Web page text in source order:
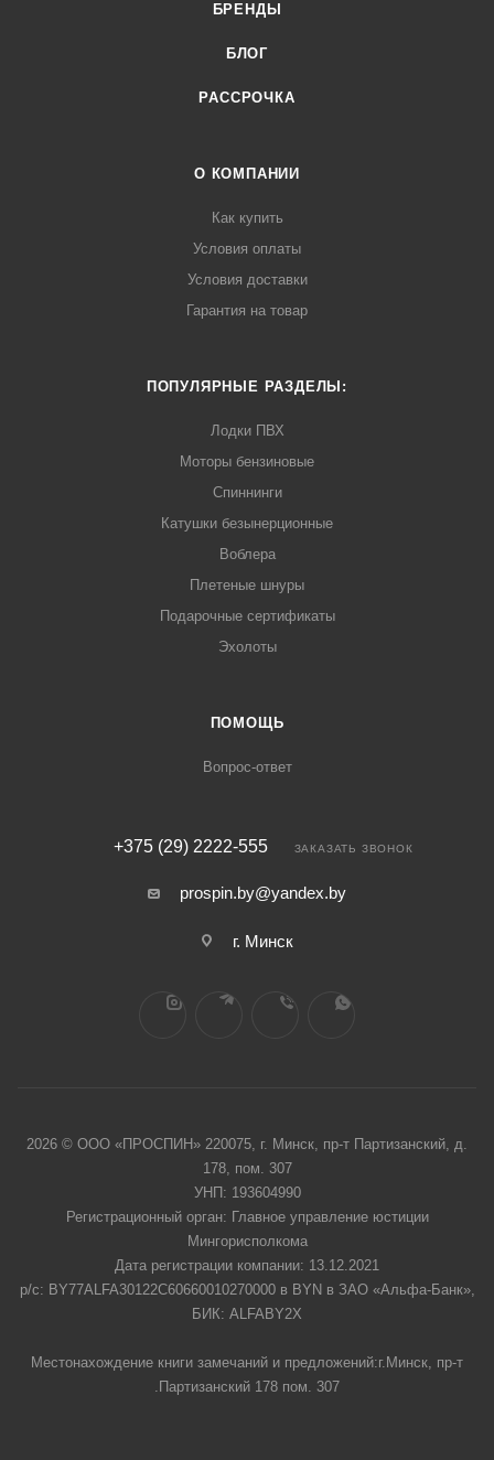
БРЕНДЫ
БЛОГ
РАССРОЧКА
О КОМПАНИИ
Как купить
Условия оплаты
Условия доставки
Гарантия на товар
ПОПУЛЯРНЫЕ РАЗДЕЛЫ:
Лодки ПВХ
Моторы бензиновые
Спиннинги
Катушки безынерционные
Воблера
Плетеные шнуры
Подарочные сертификаты
Эхолоты
ПОМОЩЬ
Вопрос-ответ
+375 (29) 2222-555 ЗАКАЗАТЬ ЗВОНОК
prospin.by@yandex.by
г. Минск
2026 © ООО «ПРОСПИН» 220075, г. Минск, пр-т Партизанский, д.
178, пом. 307
УНП: 193604990
Регистрационный орган: Главное управление юстиции
Мингорисполкома
Дата регистрации компании: 13.12.2021
р/с: BY77ALFA30122C60660010270000 в BYN в ЗАО «Альфа-Банк»,
БИК: ALFABY2X
Местонахождение книги замечаний и предложений:г.Минск, пр-т
.Партизанский 178 пом. 307